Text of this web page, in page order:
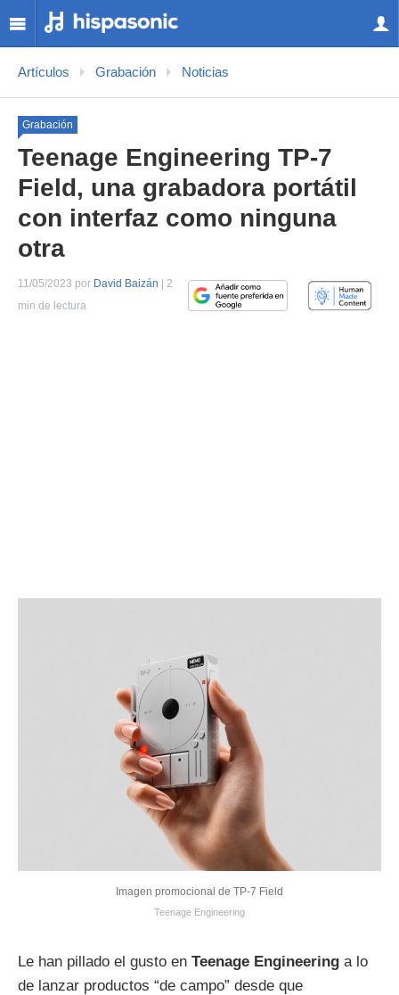
Artículos Grabación Noticias
Grabación
Teenage Engineering TP-7
Field, una grabadora portátil
con interfaz como ninguna
otra
11/05/2023 por David Baizán | 2
min de lectura
Imagen promocional de TP-7 Field
Teenage Engineering
Le han pillado el gusto en Teenage Engineering a lo
de lanzar productos “de campo” desde que